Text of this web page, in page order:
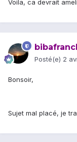
Voila, ca devrait
Posté(e) 2
Bonsoir,
Sujet mal placé, je